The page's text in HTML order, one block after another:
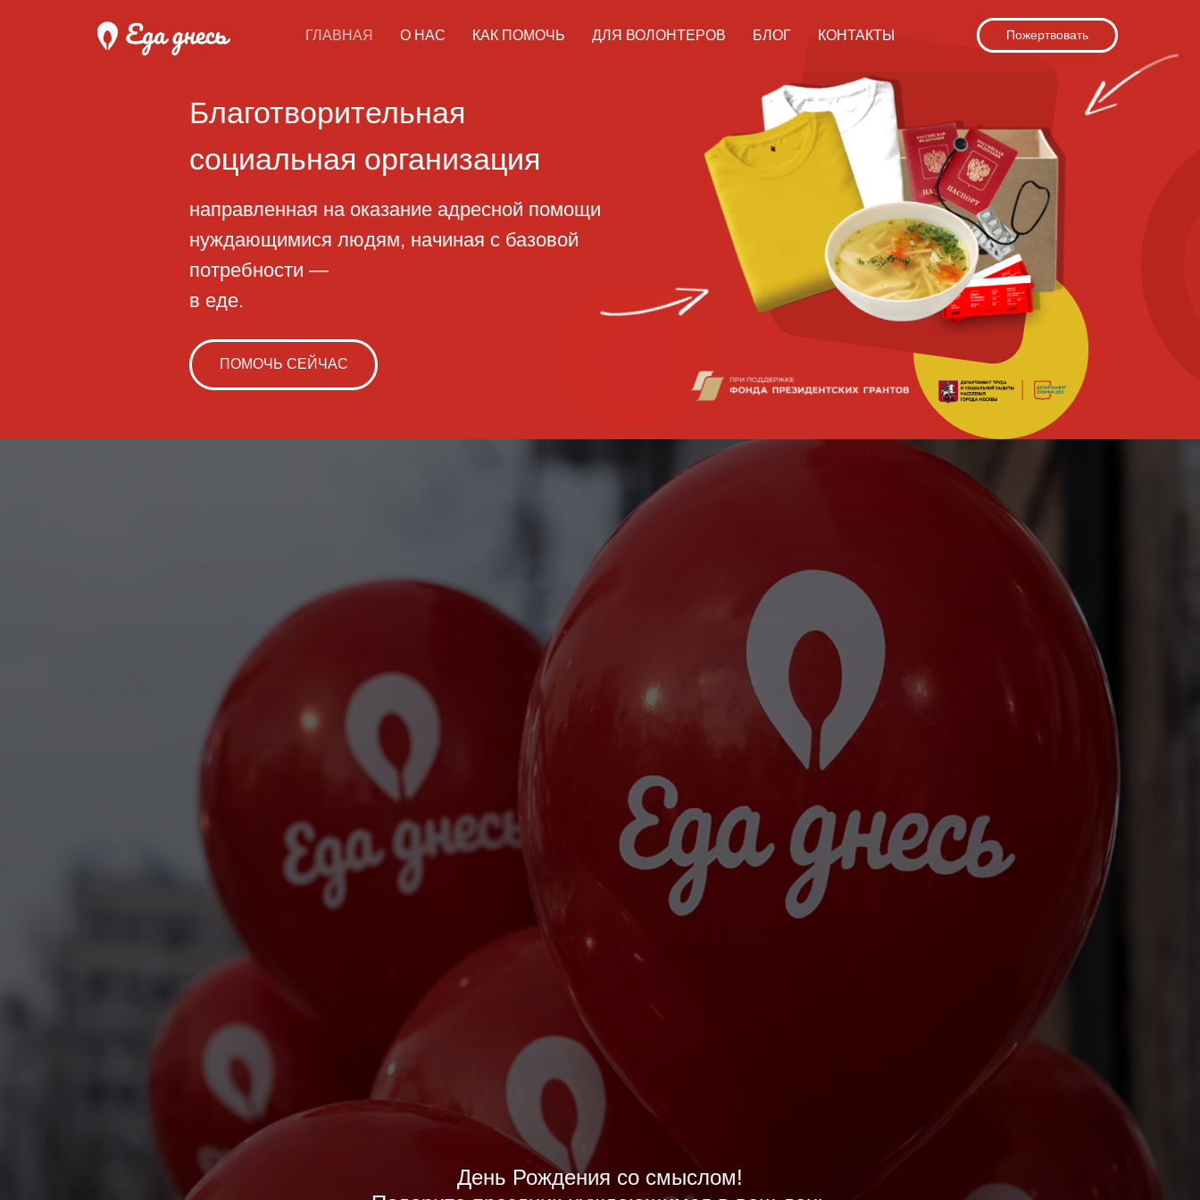
ГЛАВНАЯ О НАС КАК ПОМОЧЬ ДЛЯ ВОЛОНТЕРОВ БЛОГ КОНТАКТЫ Пожертвовать
нуждающимися людям, начиная с базовой
потребности —
в еде.
Благотворительная
День Рождения со смыслом!